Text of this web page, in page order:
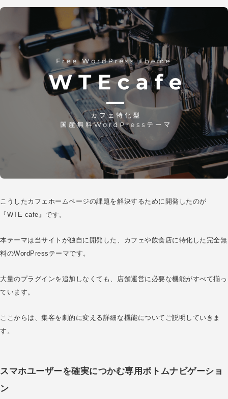
こうしたカフェホームページの課題を解決するために開発したのが
『WTE cafe』です。
本テーマは当サイトが独自に開発した、カフェや飲食店に特化した完全無
料のWordPressテーマです。
大量のプラグインを追加しなくても、店舗運営に必要な機能がすべて揃っ
ています。
ここからは、集客を劇的に変える詳細な機能についてご説明していきま
す。
スマホユーザーを確実につかむ専用ボトムナビゲーショ
ン